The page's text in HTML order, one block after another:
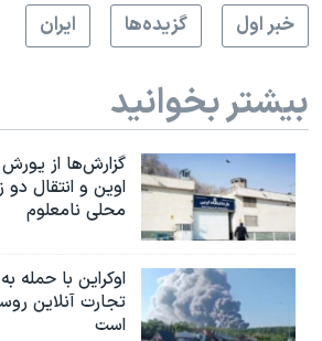
خبر اول
گزيده‌ها ايران
بیشتر بخوانید
اوین و انتقال
محلی نامعلوم
اوکراین با حمله
تجارت آنلاین
است